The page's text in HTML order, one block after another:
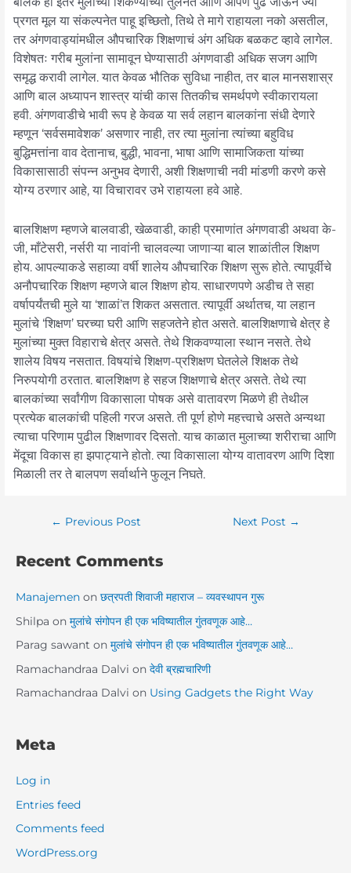
प्रगत मूल या संकल्पनेत पाहू इच्छितो, तिथे ते मागे राहायला नको असतील,
तर अंगणवाड्यांमधील औपचारिक शिक्षणाचं अंग अधिक बळकट व्हावे लागेल.
विशेषतः गरीब मुलांना सामावून घेण्यासाठी अंगणवाडी अधिक सजग आणि
समृद्ध करावी लागेल. यात केवळ भौतिक सुविधा नाहीत, तर बाल मानसशास्र
आणि बाल अध्यापन शास्त्र यांची कास तितकीच समर्थपणे स्वीकारायला
हवी. अंगणवाडीचे भावी रूप हे केवळ या सर्व लहान बालकांना संधी देणारे
म्हणून ‘सर्वसमावेशक’ असणार नाही, तर त्या मुलांना त्यांच्या बहुविध
बुद्धिमत्तांना वाव देतानाच, बुद्धी, भावना, भाषा आणि सामाजिकता यांच्या
विकासासाठी संपन्न अनुभव देणारी, अशी शिक्षणाची नवी मांडणी करणे कसे
योग्य ठरणार आहे, या विचारावर उभे राहायला हवे आहे.
बालशिक्षण म्हणजे बालवाडी, खेळवाडी, काही प्रमाणांत अंगणवाडी अथवा के-
जी, माँटेसरी, नर्सरी या नावांनी चालवल्या जाणाऱ्या बाल शाळांतील शिक्षण
होय. आपल्याकडे सहाव्या वर्षी शालेय औपचारिक शिक्षण सुरू होते. त्यापूर्वीचे
अनौपचारिक शिक्षण म्हणजे बाल शिक्षण होय. साधारणपणे अडीच ते सहा
वर्षापर्यंतची मुले या ‘शाळां’त शिकत असतात. त्यापूर्वी अर्थातच, या लहान
मुलांचे ‘शिक्षण’ घरच्या घरी आणि सहजतेने होत असते. बालशिक्षणाचे क्षेत्र हे
मुलांच्या मुक्त विहाराचे क्षेत्र असते. तेथे शिकवण्याला स्थान नसते. तेथे
शालेय विषय नसतात. विषयांचे शिक्षण-प्रशिक्षण घेतलेले शिक्षक तेथे
निरुपयोगी ठरतात. बालशिक्षण हे सहज शिक्षणाचे क्षेत्र असते. तेथे त्या
बालकांच्या सर्वांगीण विकासाला पोषक असे वातावरण मिळणे ही तेथील
प्रत्येक बालकांची पहिली गरज असते. ती पूर्ण होणे महत्त्वाचे असते अन्यथा
त्याचा परिणाम पुढील शिक्षणावर दिसतो. याच काळात मुलाच्या शरीराचा आणि
मेंदूचा विकास हा झपाट्याने होतो. त्या विकासाला योग्य वातावरण आणि दिशा
मिळाली तर ते बालपण सर्वार्थाने फुलून निघते.
← Previous Post Next Post →
Recent Comments
Manajemenon छत्रपती शिवाजी महाराज – व्यवस्थापन गुरू
Shilpa on मुलांचे संगोपन ही एक भविष्यातील गुंतवणूक आहे…
Parag sawant on मुलांचे संगोपन ही एक भविष्यातील गुंतवणूक आहे…
Ramachandraa Dalvi on देवी ब्रह्मचारिणी
Ramachandraa Dalvi on Using Gadgets the Right Way
Meta
Log in
Entries feed
Comments feed
WordPress.org